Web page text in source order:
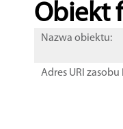
Obiekt
Nazwa obiektu:
Adres URI zasobu